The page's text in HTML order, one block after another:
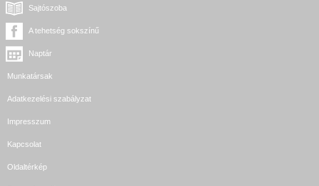
Sajtószoba
A tehetség sokszínű
Naptár
Munkatársak
Adatkezelési szabályzat
Impresszum
Kapcsolat
Oldaltérkép